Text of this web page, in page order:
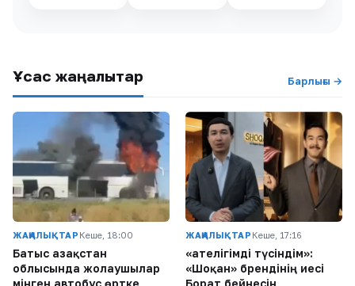
Ұқсас жаңалықтар Барлығы →
ЖАҢАЛЫҚТАР Кеше, 18:00
Батыс Қазақстан
облысында жолаушылар
мінген автобус өртке
ЖАҢАЛЫҚТАР Кеше, 17:16
«Қателігімді түсіндім»:
«Шоқан» брендінің иесі
Борат бейнесін